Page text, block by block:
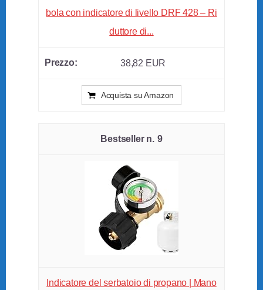
bola con indicatore di livello DRF 428 – Ri
duttore di...
38,82 EUR
Acquista su Amazon
9
Indicatore del serbatoio di propano | Mano